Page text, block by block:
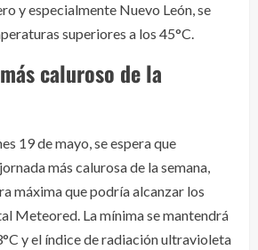
y especialmente Nuevo León, se
superiores a los 45°C.
caluroso de la
19 de mayo, se espera que
más calurosa de la semana,
máxima que podría alcanzar los
Meteored. La mínima se mantendrá
y el índice de radiación ultravioleta